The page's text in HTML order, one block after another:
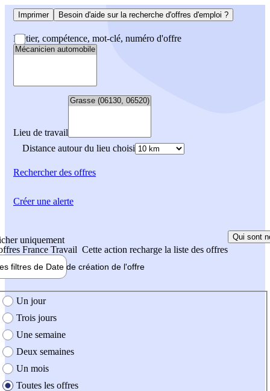
Imprimer Besoin d'aide sur la recherche d'offres d'emploi ?
Métier, compétence, mot-clé, numéro d'offre
Lieu de travail
Distance autour du lieu choisi
Rechercherdes offres
uniquement
France Travail Cette action recharge la liste des offres
Qui sont
filtres de Date de création de l'offre
création de l'offre
Un jour
Trois jours
Une semaine
Deux semaines
Un mois
Toutes les offres
Créer une alerte